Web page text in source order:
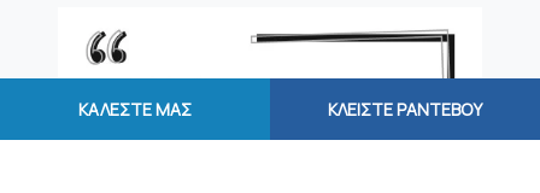
ΚΑΛΕΣΤΕ ΜΑΣ ΚΛΕΙΣΤΕ ΡΑΝΤΕΒΟΥ